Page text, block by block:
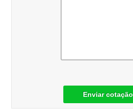
Enviar cotação